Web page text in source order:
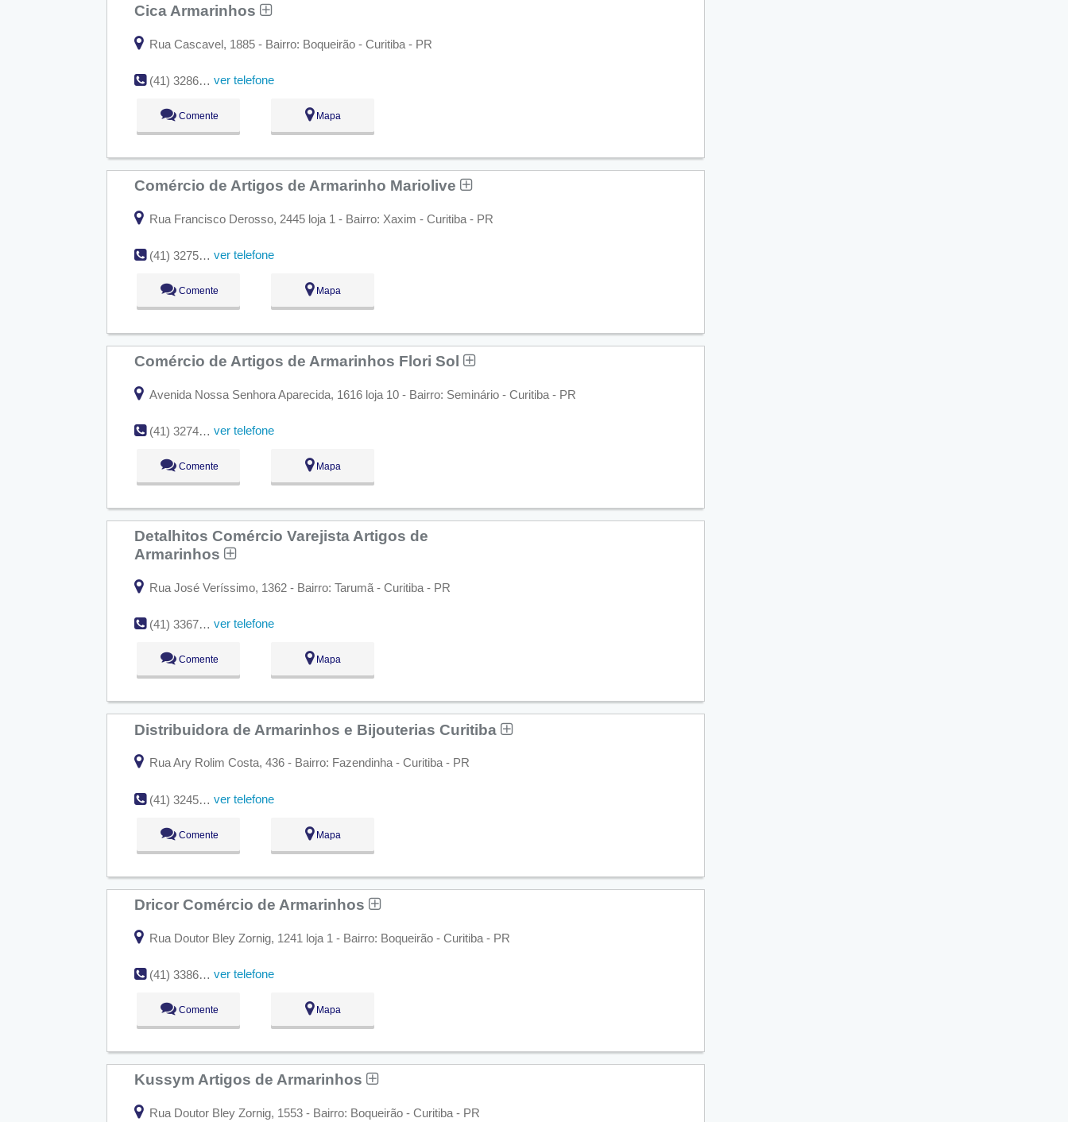
Cica Armarinhos
Rua Cascavel, 1885 - Bairro: Boqueirão - Curitiba - PR
(41) 3286-3158 ver telefone
Comente Mapa
Comércio de Artigos de Armarinho Mariolive
Rua Francisco Derosso, 2445 loja 1 - Bairro: Xaxim - Curitiba - PR
(41) 3275-1934 ver telefone
Comente Mapa
Comércio de Artigos de Armarinhos Flori Sol
Avenida Nossa Senhora Aparecida, 1616 loja 10 - Bairro: Seminário - Curitiba - PR
(41) 3274-1216 ver telefone
Comente Mapa
Detalhitos Comércio Varejista Artigos de
Armarinhos
Rua José Veríssimo, 1362 - Bairro: Tarumã - Curitiba - PR
(41) 3367-1840 ver telefone
Comente Mapa
Distribuidora de Armarinhos e Bijouterias Curitiba
Rua Ary Rolim Costa, 436 - Bairro: Fazendinha - Curitiba - PR
(41) 3245-7265 ver telefone
Comente Mapa
Dricor Comércio de Armarinhos
Rua Doutor Bley Zornig, 1241 loja 1 - Bairro: Boqueirão - Curitiba - PR
(41) 3386-1006 ver telefone
Comente Mapa
Kussym Artigos de Armarinhos
Rua Doutor Bley Zornig, 1553 - Bairro: Boqueirão - Curitiba - PR